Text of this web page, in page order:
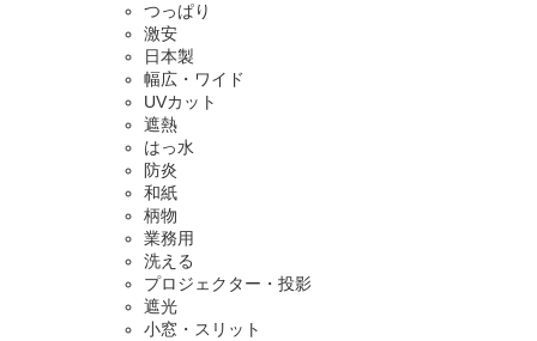
つっぱり
激安
日本製
幅広・ワイド
UVカット
遮熱
はっ水
防炎
和紙
柄物
業務用
洗える
プロジェクター・投影
遮光
小窓・スリット